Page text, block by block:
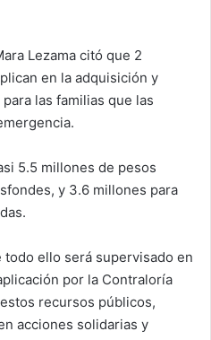
Lezama citó que 2
en la adquisición y
las familias que las
5.5 millones de pesos
y 3.6 millones para
todo ello será supervisado en
por la Contraloría
recursos públicos,
acciones solidarias y